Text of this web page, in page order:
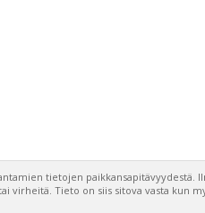
tietojen paikkansapitävyydestä.
virheitä. Tieto on siis sitova vasta kun